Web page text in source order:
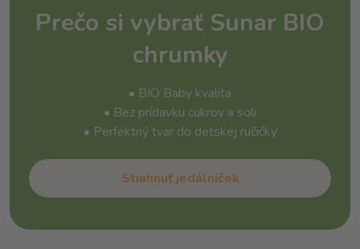
Prečo si vybrať Sunar BIO
chrumky
• BIO Baby kvalita
• Bez prídavku cukrov a soli
• Perfektný tvar do detskej ručičky
Stiahnuť jedálniček